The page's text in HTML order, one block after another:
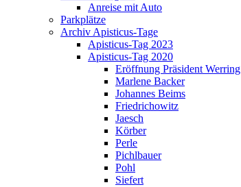
Anreise mit Auto
Parkplätze
Archiv Apisticus-Tage
Apisticus-Tag 2023
Apisticus-Tag 2020
Eröffnung Präsident Werring
Marlene Backer
Johannes Beims
Friedrichowitz
Jaesch
Körber
Perle
Pichlbauer
Pohl
Siefert